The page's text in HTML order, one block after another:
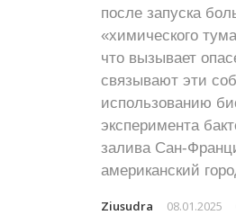
после запуска
«химического
что вызывает
связывают эти
использованию
эксперимента
залива Сан-
американский
Ziusudra 08.01.2025